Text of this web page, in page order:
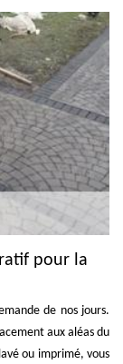
pour la
de nos jours.
aux aléas du
ou imprimé, vous